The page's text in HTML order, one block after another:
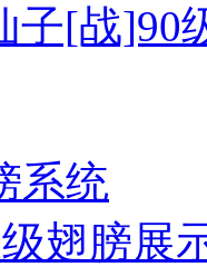
子[战]90
系统
翅膀展